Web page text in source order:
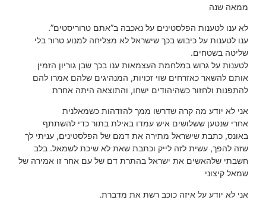
ממאה שנה
לא ענו לטענות הפלסטינים על נאכבה ב”אתם טרוריסטים”.
ענו לטענות על כיבוש בכך שישראל לא מצליחה למנוע טרור בלי
שליטה בשטחים.
לטענות על גרוש במלחמת העצמאות ענו בכך שבן גוריון הזמין
אותם להשאר כאזרחים שוי זכויות, המנהיגים שלהם אמרו להם
להתפנות ולחזור כשהיהודים ישחו, והתוצאה היתה אחרת
אני לא יודע מה קרה שדרשו ממך להזדהות כשמאלנית
אחרי שנטען ששלושים איש עמדו באילת בתור כדי להשתתף
באונס, כתבת שישראל מתירה את דמם של הפלסטינים, עניתי לך
שזה להפך, עשית לזה לייק וכתבת שאת לא שיכת לשמאל. בלב
חשבתי שלהאשים את ישראל בהתרת דם של עם אחר זו אמירה של
שמאל קיצוני
אני לא יודע על איזה כוכב רשת את מדברת.